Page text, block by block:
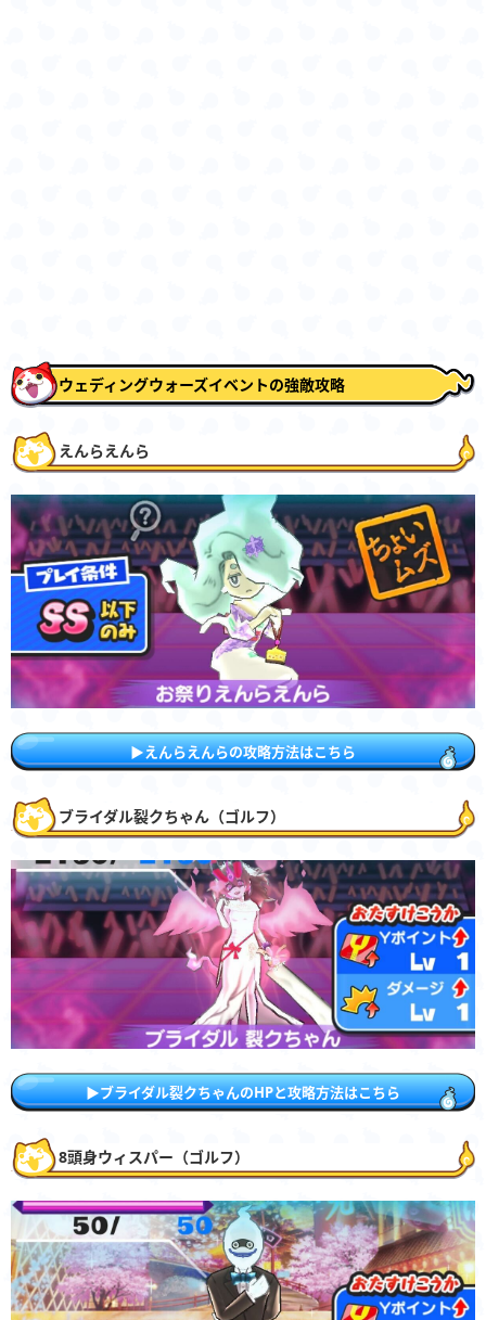
ウェディングウォーズイベントの強敵攻略
えんらえんら
▶︎えんらえんらの攻略方法はこちら
ブライダル裂クちゃん（ゴルフ）
▶︎ブライダル裂クちゃんのHPと攻略方法はこちら
8頭身ウィスパー（ゴルフ）